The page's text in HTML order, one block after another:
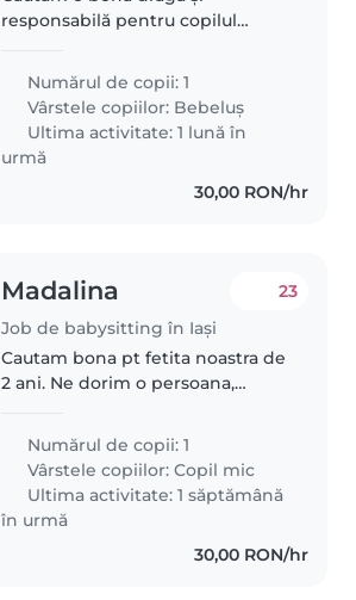
responsabilă pentru copilul
afectuos. Ne-ar plăcea foarte
mult dacă ar fiți confortabilă cu
animalele de companie.
Suntem..
Numărul de copii: 1
Vârstele copiilor: Bebeluș
Ultima activitate: 1 lună în
urmă
30,00 RON/hr
Madalina
Job de babysitting în Iași
23
Cautam bona pt fetita noastra de
2 ani. Ne dorim o persoana,
dezvoltarea fetitei noastre.
Numărul de copii: 1
Vârstele copiilor:Copil mic
Ultima activitate: 1 săptămână
în urmă
30,00 RON/hr